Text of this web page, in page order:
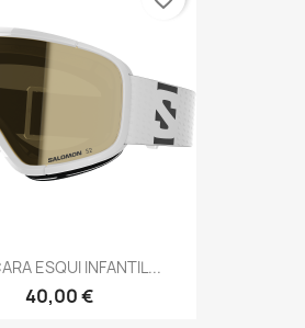
ESQUI INFANTIL...
40,00 €